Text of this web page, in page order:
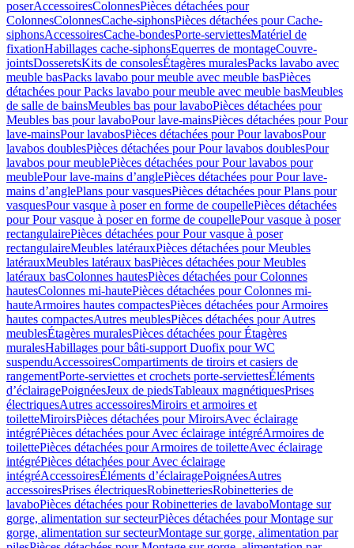
poserAccessoiresColonnesPièces détachées pour
ColonnesColonnesCache-siphonsPièces détachées pour Cache-
siphonsAccessoiresCache-bondesPorte-serviettesMatériel de
fixationHabillages cache-siphonsEquerres de montageCouvre-
jointsDosseretsKits de consolesÉtagères muralesPacks lavabo avec
meuble basPacks lavabo pour meuble avec meuble basPièces
détachées pour Packs lavabo pour meuble avec meuble basMeubles
de salle de bainsMeubles bas pour lavaboPièces détachées pour
Meubles bas pour lavaboPour lave-mainsPièces détachées pour Pour
lave-mainsPour lavabosPièces détachées pour Pour lavabosPour
lavabos doublesPièces détachées pour Pour lavabos doublesPour
lavabos pour meublePièces détachées pour Pour lavabos pour
meublePour lave-mains d’anglePièces détachées pour Pour lave-
mains d’anglePlans pour vasquesPièces détachées pour Plans pour
vasquesPour vasque à poser en forme de coupellePièces détachées
pour Pour vasque à poser en forme de coupellePour vasque à poser
rectangulairePièces détachées pour Pour vasque à poser
rectangulaireMeubles latérauxPièces détachées pour Meubles
latérauxMeubles latéraux basPièces détachées pour Meubles
latéraux basColonnes hautesPièces détachées pour Colonnes
hautesColonnes mi-hautePièces détachées pour Colonnes mi-
hauteArmoires hautes compactesPièces détachées pour Armoires
hautes compactesAutres meublesPièces détachées pour Autres
meublesÉtagères muralesPièces détachées pour Étagères
muralesHabillages pour bâti-support Duofix pour WC
suspenduAccessoiresCompartiments de tiroirs et casiers de
rangementPorte-serviettes et crochets porte-serviettesÉléments
d’éclairagePoignéesJeux de piedsTableaux magnétiquesPrises
électriquesAutres accessoiresMiroirs et armoires et
toiletteMiroirsPièces détachées pour MiroirsAvec éclairage
intégréPièces détachées pour Avec éclairage intégréArmoires de
toilettePièces détachées pour Armoires de toiletteAvec éclairage
intégréPièces détachées pour Avec éclairage
intégréAccessoiresÉléments d’éclairagePoignéesAutres
accessoiresPrises électriquesRobinetteriesRobinetteries de
lavaboPièces détachées pour Robinetteries de lavaboMontage sur
gorge, alimentation sur secteurPièces détachées pour Montage sur
gorge, alimentation sur secteurMontage sur gorge, alimentation par